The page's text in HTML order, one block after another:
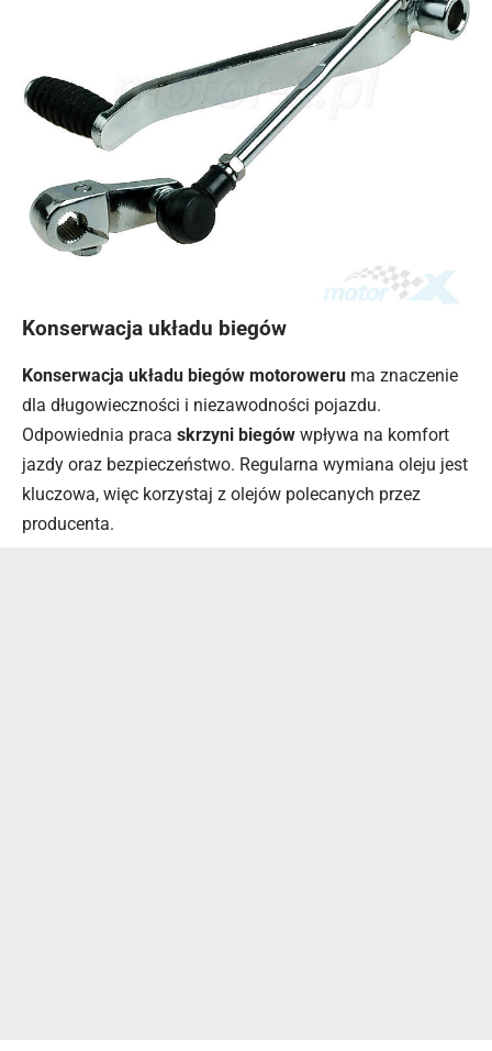
Konserwacja układu biegów
Konserwacja układu biegów motoroweru ma znaczenie
dla długowieczności i niezawodności pojazdu.
Odpowiednia praca skrzyni biegów wpływa na komfort
jazdy oraz bezpieczeństwo. Regularna wymiana oleju jest
kluczowa, więc korzystaj z olejów polecanych przez
producenta.